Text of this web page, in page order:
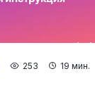
253 19 мин.